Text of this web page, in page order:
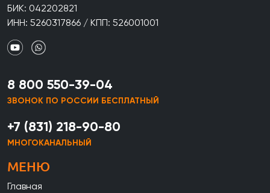
БИК: 042202821
ИНН: 5260317866 / КПП: 526001001
8 800 550-39-04
ЗВОНОК ПО РОССИИ БЕСПЛАТНЫЙ
+7 (831) 218-90-80
МНОГОКАНАЛЬНЫЙ
МЕНЮ
Главная